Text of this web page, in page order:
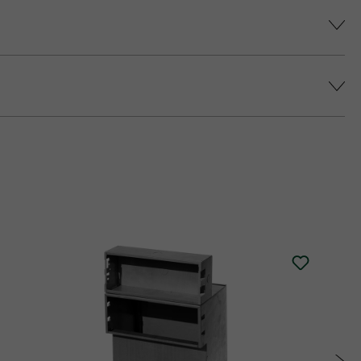
platina fedlap áll rendelkezésre (fedlap
impregnálását javasolja (ez felár
érjünk el, és elkerüljük a